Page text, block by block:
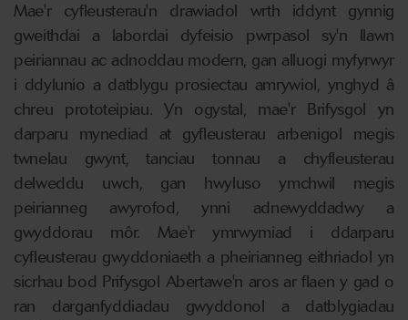
Mae'r cyfleusterau'n drawiadol wrth iddynt gynnig
gweithdai a labordai dyfeisio pwrpasol sy'n llawn
peiriannau ac adnoddau modern, gan alluogi myfyrwyr
i ddylunio a datblygu prosiectau amrywiol, ynghyd â
chreu prototeipiau. Yn ogystal, mae'r Brifysgol yn
darparu mynediad at gyfleusterau arbenigol megis
twnelau gwynt, tanciau tonnau a chyfleusterau
delweddu uwch, gan hwyluso ymchwil megis
peirianneg awyrofod, ynni adnewyddadwy a
gwyddorau môr. Mae'r ymrwymiad i ddarparu
cyfleusterau gwyddoniaeth a pheirianneg eithriadol yn
sicrhau bod Prifysgol Abertawe'n aros ar flaen y gad o
ran darganfyddiadau gwyddonol a datblygiadau